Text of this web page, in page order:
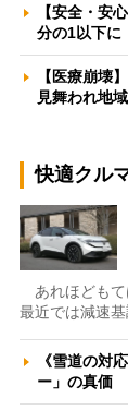
【安全・安
分の1以下
【医療崩壊
見舞われ地
快適クル
あれほどもて
最近では減速
《雪道の対
ー」の真価